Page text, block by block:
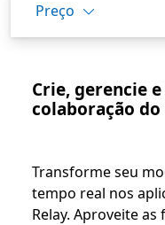
Preço
Crie, gerencie
colaboração do
Transforme seu
tempo real nos
Relay. Aproveite